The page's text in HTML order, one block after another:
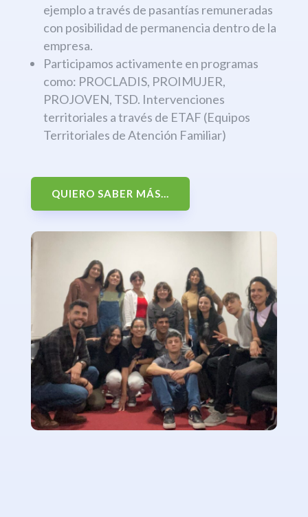
ejemplo a través de pasantías remuneradas
con posibilidad de permanencia dentro de la
empresa.
Participamos activamente en programas
como: PROCLADIS, PROIMUJER,
PROJOVEN, TSD. Intervenciones
territoriales a través de ETAF (Equipos
Territoriales de Atención Familiar)
QUIERO SABER MÁS...